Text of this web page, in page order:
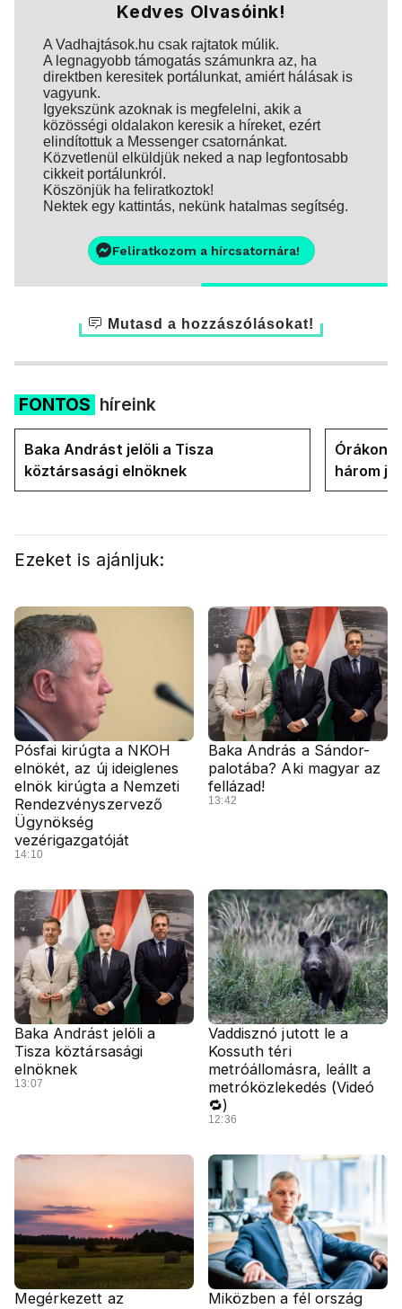
Kedves Olvasóink!
A Vadhajtások.hu csak rajtatok múlik.
A legnagyobb támogatás számunkra az, ha
direktben keresitek portálunkat, amiért hálásak is
vagyunk.
Igyekszünk azoknak is megfelelni, akik a
közösségi oldalakon keresik a híreket, ezért
elindítottuk a Messenger csatornánkat.
Közvetlenül elküldjük neked a nap legfontosabb
cikkeit portálunkról.
Köszönjük ha feliratkoztok!
Nektek egy kattintás, nekünk hatalmas segítség.
Feliratkozom a hírcsatornára!
Mutasd a hozzászólásokat!
FONTOS híreink
Baka Andrást jelöli a Tisza
köztársasági elnöknek
Órákon
három
államfőt
Ezeket is ajánljuk:
Pósfai kirúgta a NKOH
elnökét, az új ideiglenes
elnök kirúgta a Nemzeti
Rendezvényszervező
Ügynökség
vezérigazgatóját
14:10
Baka András a Sándor-
palotába? Aki magyar az
fellázad!
13:42
Baka Andrást jelöli a
Tisza köztársasági
elnöknek
13:07
Vaddisznó jutott le a
Kossuth téri
metróállomásra, leállt a
metróközlekedés (Videó
🔁)
12:36
Megérkezett az
Miközben a fél ország